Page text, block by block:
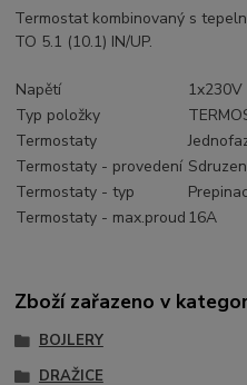
Termostat kombinovaný s
TO 5.1 (10.1) IN/UP.
Napětí
1x230V
Typ položky
Termostaty
Termostaty - provedení
Termostaty - typ
Termostaty - max.proud 16A
Zboží zařazeno v
BOJLERY
DRAŽICE